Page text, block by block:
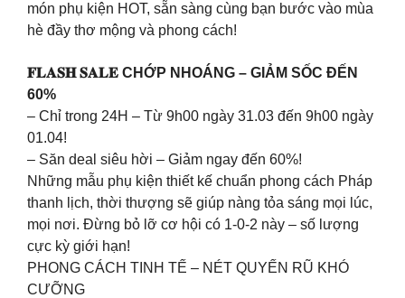
món phụ kiện HOT, sẵn sàng cùng bạn bước vào mùa
hè đầy thơ mộng và phong cách!
𝐅𝐋𝐀𝐒𝐇 𝐒𝐀𝐋𝐄 CHỚP NHOÁNG – GIẢM SỐC ĐẾN
60%
– Chỉ trong 24H – Từ 9h00 ngày 31.03 đến 9h00 ngày
01.04!
– Săn deal siêu hời – Giảm ngay đến 60%!
Những mẫu phụ kiện thiết kế chuẩn phong cách Pháp
thanh lịch, thời thượng sẽ giúp nàng tỏa sáng mọi lúc,
mọi nơi. Đừng bỏ lỡ cơ hội có 1-0-2 này – số lượng
cực kỳ giới hạn!
PHONG CÁCH TINH TẾ – NÉT QUYẾN RŨ KHÓ
CƯỠNG